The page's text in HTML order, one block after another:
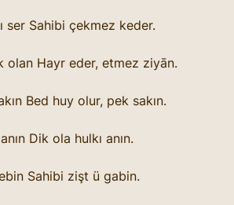
ser Sahibi çekmez keder.
olan Hayr eder, etmez ziyān.
Bed huy olur, pek sakın.
Dik ola hulkı anın.
Sahibi zişt ü gabin.